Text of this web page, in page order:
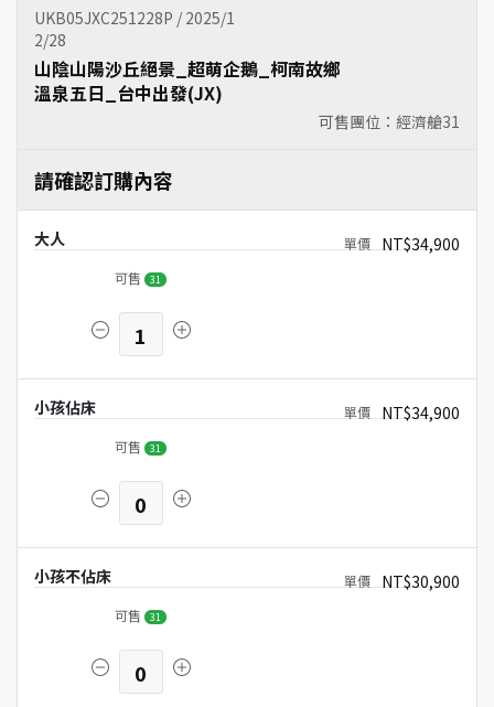
UKB05JXC251228P / 2025/1
2/28
可售團位：經濟艙31
山陰山陽沙丘絕景_超萌企鵝_柯南故鄉
溫泉五日_台中出發(JX)
請確認訂購內容
大人 NT$34,900
可售 31
1
小孩佔床 NT$34,900
可售 31
0
小孩不佔床 NT$30,900
可售 31
0